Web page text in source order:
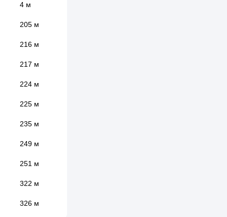
4 м
205 м
216 м
217 м
224 м
225 м
235 м
249 м
251 м
322 м
326 м